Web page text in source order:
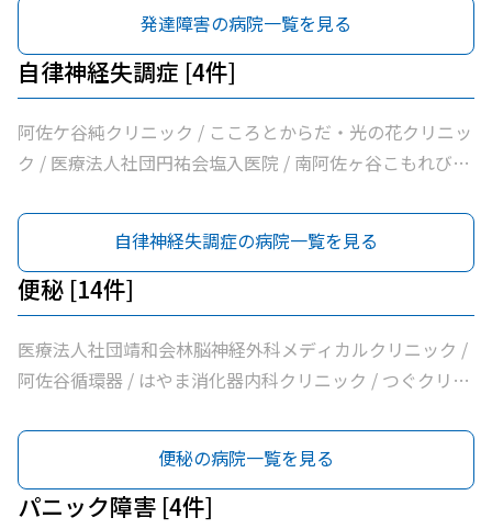
発達障害の病院一覧を見る
自律神経失調症 [4件]
阿佐ケ谷純クリニック / こころとからだ・光の花クリニッ
ク / 医療法人社団円祐会塩入医院 / 南阿佐ヶ谷こもれびメ
自律神経失調症の病院一覧を見る
便秘 [14件]
医療法人社団靖和会林脳神経外科メディカルクリニック /
阿佐谷循環器 / はやま消化器内科クリニック / つぐクリニ
人社団昇陽会阿佐谷すずき診療所 / 長沼内科 / 医療法人社
団明笙会たけうち内科 / 医療法人社団成宗診療所 / 今関医
院 / 医療法人社団蘭松会蘭松医院 / 医療法人社団成東会松
便秘の病院一覧を見る
パニック障害 [4件]